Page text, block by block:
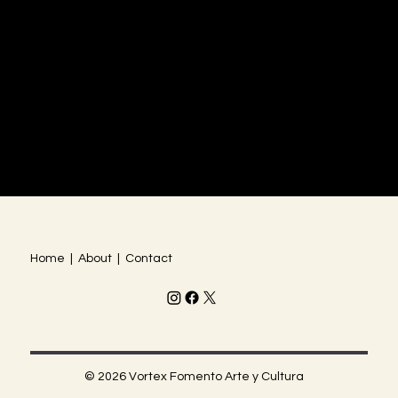
Home | About | Contact
© 2026 Vortex Fomento Arte y Cultura